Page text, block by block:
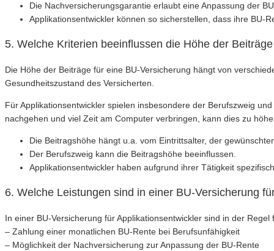
Die Nachversicherungsgarantie erlaubt eine Anpassung der
Applikationsentwickler können so sicherstellen, dass ihre BU-
5. Welche Kriterien beeinflussen die Höhe der
Die Höhe der Beiträge für eine BU-Versicherung hängt von
Gesundheitszustand des Versicherten.
Für Applikationsentwickler spielen insbesondere der Berufszweig
nachgehen und viel Zeit am Computer verbringen, kann dies zu
Die Beitragshöhe hängt u.a. vom Eintrittsalter, der
Der Berufszweig kann die Beitragshöhe beeinflussen.
Applikationsentwickler haben aufgrund ihrer Tätigkeit
6. Welche Leistungen sind in einer BU-Versicherung
In einer BU-Versicherung für Applikationsentwickler sind in der
– Zahlung einer monatlichen BU-Rente bei Berufsunfähigkeit
– Möglichkeit der Nachversicherung zur Anpassung der BU-Rente